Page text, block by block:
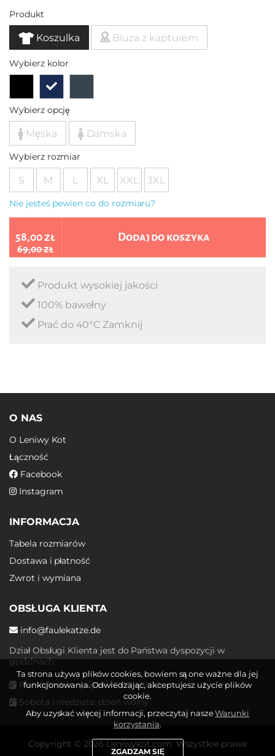
Produkt
Koszulka Bluza z kapturem
Wybierz kolor
Wybierz opcję
Męska Damska
Wybierz rozmiar
S M L XL XXL 3XL
Nie jesteś pewien co do rozmiaru?
58,00 zł
69,00 zł
Dodaj do koszyka
Produkt wysokiej jakości
100% bawełny
Prać do 40°C Zamknij
O NAS
O Leniwy Kot
Łączność
Facebook
Instagram
INFORMACJA
Tabela rozmiarów
Dostawa i płatność
Zwrot i wymiana
OBSŁUGA KLIENTA
info@faulekatze.de
Dział Obsługi Klienta jest do Państwa dyspozycji w
godzinach:
Poniedziałek - piątek: 10:00 - 19:00
Sobota i niedziela: dzień wolny
Copyright © 2026 Leniwykot.com. Wszystkie prawa
Ta strona używa plików cookies, bowiem są one ważne dla jej
funkcjonowania. Odwiedzając, akceptujesz użycie plików
cookie.
Aby uzyskać więcej informacji, przeczytaj naszeWarunki
korzystania.
ZGADZAM SIĘ